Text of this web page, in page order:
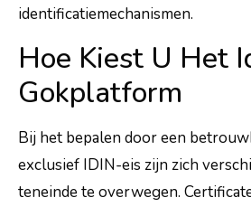
identificatiemechanismen.
Hoe Kiest U Het
Gokplatform
Bij het bepalen door een
exclusief IDIN-eis zijn zich
teneinde te overwegen.